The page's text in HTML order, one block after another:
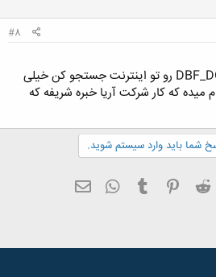
#8
برنامه DBF_DOS_TO_EXCEL.exe رو تو اینترنت جستجو کن خیلی
میده که کار شرکت آریا خبره شریفه که
شما باید وارد سیستم شوید.
تویتر Reddit
Pinterest
Tumblr
WhatsApp